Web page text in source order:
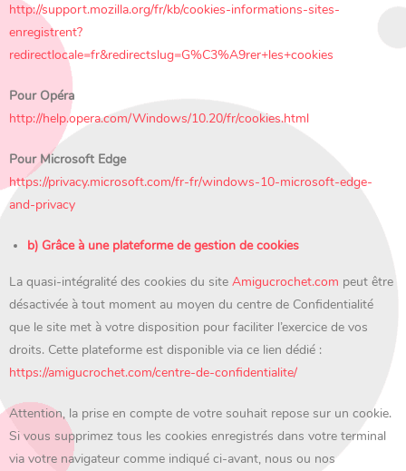
http://support.mozilla.org/fr/kb/cookies-informations-sites-
enregistrent?
redirectlocale=fr&redirectslug=G%C3%A9rer+les+cookies
Pour Opéra
http://help.opera.com/Windows/10.20/fr/cookies.html
Pour Microsoft Edge
https://privacy.microsoft.com/fr-fr/windows-10-microsoft-edge-
and-privacy
b) Grâce à une plateforme de gestion de cookies
La quasi-intégralité des cookies du site Amigucrochet.com peut être
désactivée à tout moment au moyen du centre de Confidentialité
que le site met à votre disposition pour faciliter l’exercice de vos
droits. Cette plateforme est disponible via ce lien dédié :
https://amigucrochet.com/centre-de-confidentialite/
Attention, la prise en compte de votre souhait repose sur un cookie.
Si vous supprimez tous les cookies enregistrés dans votre terminal
via votre navigateur comme indiqué ci-avant, nous ou nos